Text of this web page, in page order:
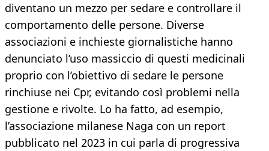
diventano un mezzo per sedare e controllare il
comportamento delle persone. Diverse
associazioni e inchieste giornalistiche hanno
denunciato l’uso massiccio di questi medicinali
proprio con l’obiettivo di sedare le persone
rinchiuse nei Cpr, evitando così problemi nella
gestione e rivolte. Lo ha fatto, ad esempio,
l’associazione milanese Naga con un report
pubblicato nel 2023 in cui parla di progressiva